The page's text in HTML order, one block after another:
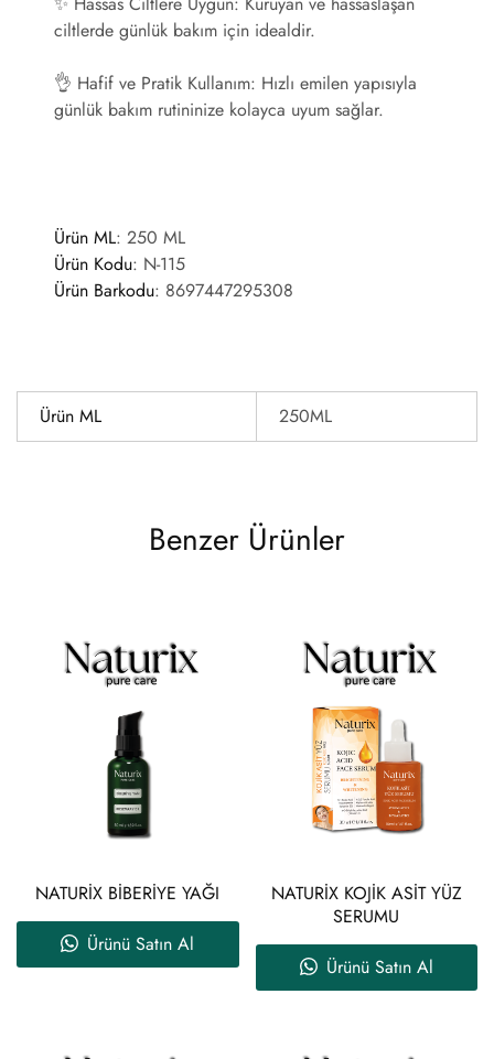
ciltlerde günlük bakım için idealdir.
👌 Hafif ve Pratik Kullanım: Hızlı emilen yapısıyla
günlük bakım rutininize kolayca uyum sağlar.
Ürün ML: 250 ML
Ürün Kodu: N-115
Ürün Barkodu: 8697447295308
Ürün ML 250ML
Benzer Ürünler
NATURİX BİBERİYE YAĞI
Ürünü Satın Al
NATURİX KOJİK ASİT YÜZ
SERUMU
Ürünü Satın Al